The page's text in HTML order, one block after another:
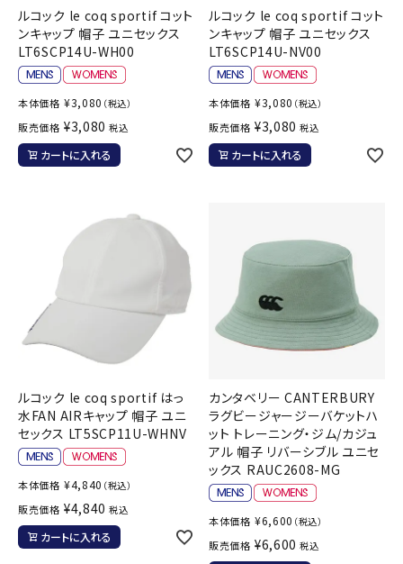
ルコック le coq sportif コット
ンキャップ 帽子 ユニセックス
LT6SCP14U-WH00
本体価格 ¥3,080 （税込）
販売価格 ¥3,080 税込
カートに入れる
ルコック le coq sportif コット
ンキャップ 帽子 ユニセックス
LT6SCP14U-NV00
本体価格 ¥3,080 （税込）
販売価格 ¥3,080 税込
カートに入れる
ルコック le coq sportif はっ
水FAN AIRキャップ 帽子 ユニ
セックス LT5SCP11U-WHNV
本体価格 ¥4,840 （税込）
販売価格 ¥4,840 税込
カートに入れる
カンタベリー CANTERBURY
ラグビージャージーバケットハ
ット トレーニング・ジム/カジュ
アル 帽子 リバーシブル ユニセ
ックス RAUC2608-MG
本体価格 ¥6,600 （税込）
販売価格 ¥6,600 税込